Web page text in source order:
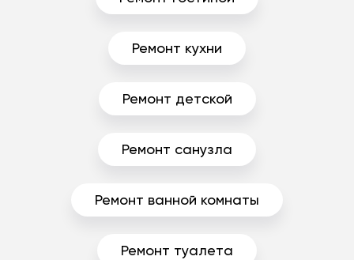
Ремонт кухни
Ремонт детской
Ремонт санузла
Ремонт ванной комнаты
Ремонт туалета